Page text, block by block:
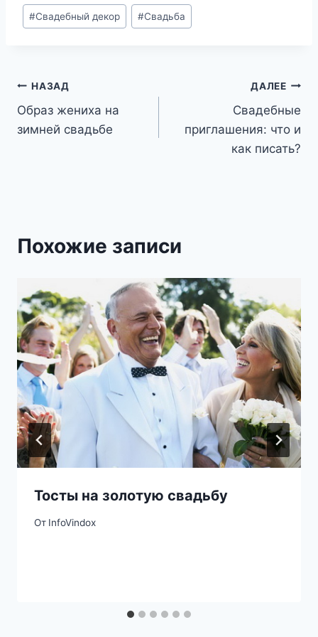
Метки
записи:
#Свадебный декор #Свадьба
Навигация
по
НАЗАД
Образ жениха на
зимней свадьбе
ДАЛЕЕ
Свадебные
приглашения: что и
как писать?
Похожие записи
Тосты на золотую свадьбу
От InfoVindox